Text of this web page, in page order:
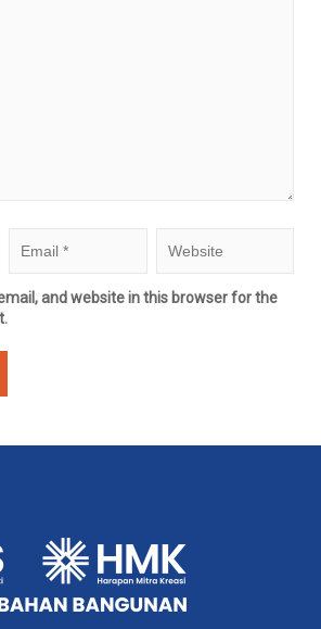
and website in this browser for the